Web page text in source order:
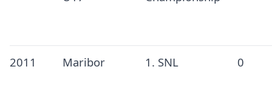
2011 Maribor 1. SNL 0